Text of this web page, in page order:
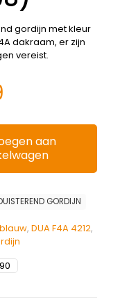
gordijn met kleur
dakraam, er zijn
vereist.
aan
, DUA F4A 4212,
GORDIJN